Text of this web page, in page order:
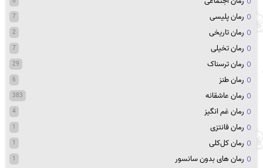
رمان پلیسی 7
رمان تاریخی 2
رمان تخیلی 7
رمان ترسناک 29
رمان طنز 6
رمان عاشقانه 383
رمان غم انگیز 4
رمان فانتزی 1
رمان کل‌کلی 1
رمان های بدون سانسور 1